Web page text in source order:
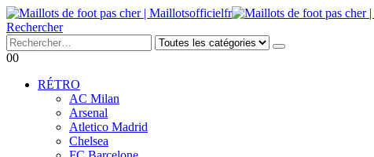
Rechercher
00
RÉTRO
AC Milan
Arsenal
Atletico Madrid
Chelsea